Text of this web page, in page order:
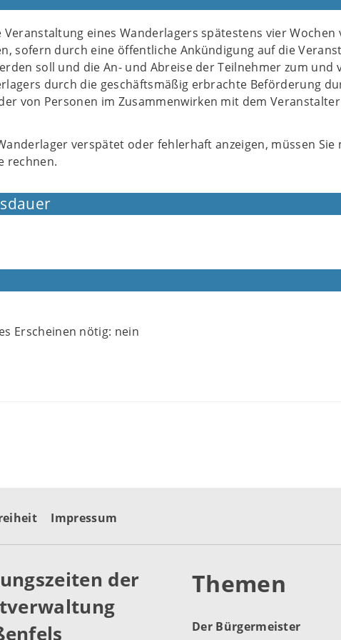
Veranstaltung eines Wanderlagers spätestens vier Wochen
sofern durch eine öffentliche Ankündigung auf die
soll und die An- und Abreise der Teilnehmer zum und
durch die geschäftsmäßig erbrachte Beförderung
von Personen im Zusammenwirken mit dem Veranstalter
verspätet oder fehlerhaft anzeigen, müssen Sie
rechnen.
Erscheinen nötig: nein
Impressum
der
Themen
Der Bürgermeister